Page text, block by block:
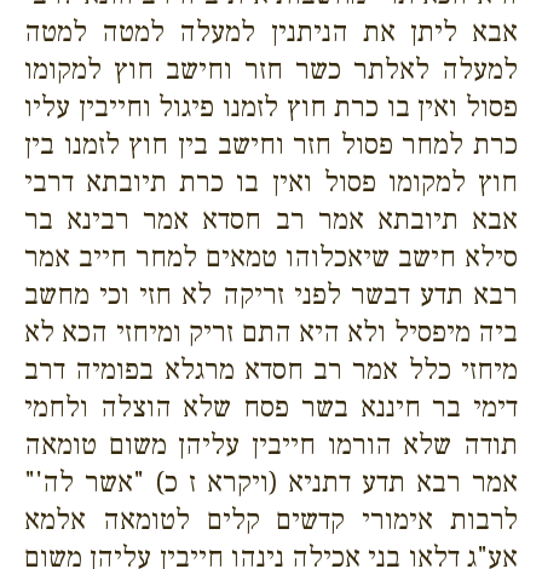
אבא ליתן את הניתנין למעלה למטה למטה
למעלה לאלתר כשר חזר וחישב חוץ למקומו
פסול ואין בו כרת חוץ לזמנו פיגול וחייבין עליו
כרת למחר פסול חזר וחישב בין חוץ לזמנו בין
חוץ למקומו פסול ואין בו כרת תיובתא דרבי
אבא תיובתא אמר רב חסדא אמר רבינא בר
סילא חישב שיאכלוהו טמאים למחר חייב אמר
רבא תדע דבשר לפני זריקה לא חזי וכי מחשב
ביה מיפסיל ולא היא התם זריק ומיחזי הכא לא
מיחזי כלל אמר רב חסדא מרגלא בפומיה דרב
דימי בר חיננא בשר פסח שלא הוצלה ולחמי
תודה שלא הורמו חייבין עליהן משום טומאה
אמר רבא תדע דתניא (ויקרא ז כ) "אשר לה'"
לרבות אימורי קדשים קלים לטומאה אלמא
אע"ג דלאו בני אכילה נינהו חייבין עליהן משום